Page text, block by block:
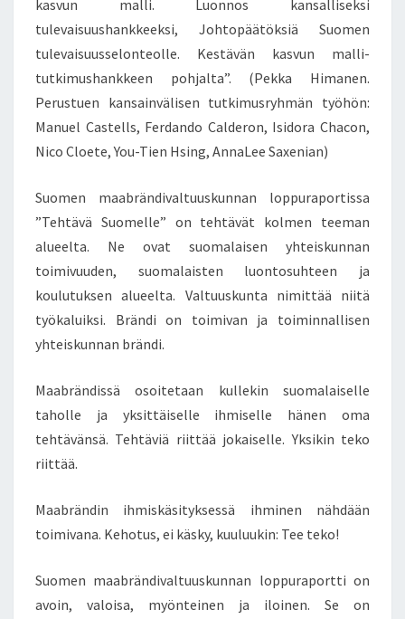
kasvun malli. Luonnos kansalliseksi
tulevaisuushankkeeksi, Johtopäätöksiä Suomen
tulevaisuusselonteolle. Kestävän kasvun malli-
tutkimushankkeen pohjalta”. (Pekka Himanen.
Perustuen kansainvälisen tutkimusryhmän työhön:
Manuel Castells, Ferdando Calderon, Isidora Chacon,
Nico Cloete, You-Tien Hsing, AnnaLee Saxenian)
Suomen maabrändivaltuuskunnan loppuraportissa
”Tehtävä Suomelle” on tehtävät kolmen teeman
alueelta. Ne ovat suomalaisen yhteiskunnan
toimivuuden, suomalaisten luontosuhteen ja
koulutuksen alueelta. Valtuuskunta nimittää niitä
työkaluiksi. Brändi on toimivan ja toiminnallisen
yhteiskunnan brändi.
Maabrändissä osoitetaan kullekin suomalaiselle
taholle ja yksittäiselle ihmiselle hänen oma
tehtävänsä. Tehtäviä riittää jokaiselle. Yksikin teko
riittää.
Maabrändin ihmiskäsityksessä ihminen nähdään
toimivana. Kehotus, ei käsky, kuuluukin: Tee teko!
Suomen maabrändivaltuuskunnan loppuraportti on
avoin, valoisa, myönteinen ja iloinen. Se on